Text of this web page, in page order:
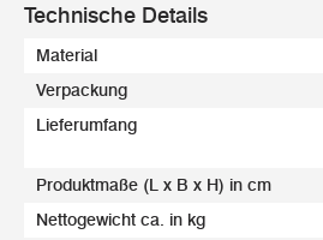
Technische Details
Material
Verpackung
Lieferumfang
Produktmaße (L x B x H) in cm
Nettogewicht ca. in kg